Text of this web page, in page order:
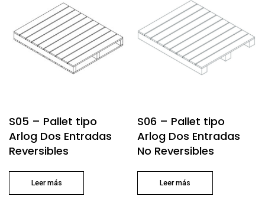
S05 – Pallet tipo
Arlog Dos Entradas
Reversibles
Leer más
S06 – Pallet tipo
Arlog Dos Entradas
No Reversibles
Leer más